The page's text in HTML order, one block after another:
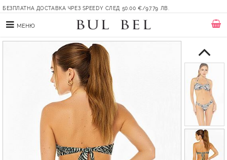
БЕЗПЛАТНА ДОСТАВКА ЧРЕЗ SPEEDY СЛЕД 50.00 €/97.79 ЛВ.
МЕНЮ